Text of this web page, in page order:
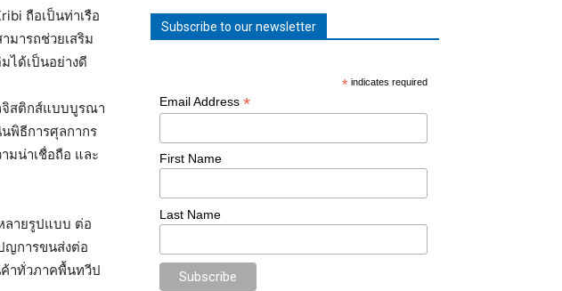
ถือเป็นท่าเรือ
มารถช่วยเสริม
ได้เป็นอย่างดี
จิสติกส์แบบบูรณา
พิธีการศุลกากร
มน่าเชื่อถือ และ
ลายรูปแบบ ต่อ
ญการขนส่งต่อ
ค้าทั่วภาคพื้นทวีป
Subscribe to our newsletter
* indicates required
Email Address *
First Name
Last Name